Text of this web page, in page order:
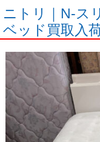
ニトリ｜N-ス
ベッド買取入